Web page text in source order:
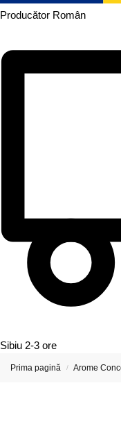
Producător Român
Sibiu 2-3 ore
Prima pagină / Arome